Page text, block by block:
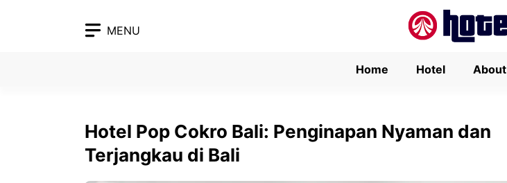
MENU
Home Hotel About
Hotel Pop Cokro Bali: Penginapan Nyaman dan
Terjangkau di Bali